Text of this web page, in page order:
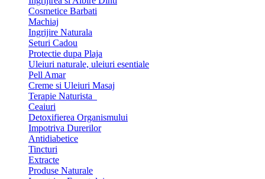
Cosmetice Barbati
Machiaj
Ingrijire Naturala
Seturi Cadou
Protectie dupa Plaja
Uleiuri naturale, uleiuri esentiale
Pell Amar
Creme si Uleiuri Masaj
Terapie Naturista
Ceaiuri
Detoxifierea Organismului
Impotriva Durerilor
Antidiabetice
Tincturi
Extracte
Produse Naturale